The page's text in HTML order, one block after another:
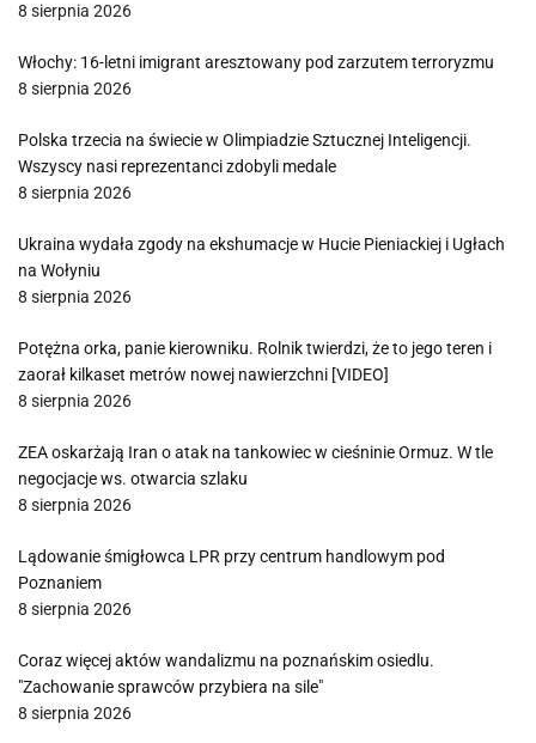
8 sierpnia 2026
Włochy: 16-letni imigrant aresztowany pod zarzutem terroryzmu
8 sierpnia 2026
Polska trzecia na świecie w Olimpiadzie Sztucznej Inteligencji.
Wszyscy nasi reprezentanci zdobyli medale
8 sierpnia 2026
Ukraina wydała zgody na ekshumacje w Hucie Pieniackiej i Ugłach
na Wołyniu
8 sierpnia 2026
Potężna orka, panie kierowniku. Rolnik twierdzi, że to jego teren i
zaorał kilkaset metrów nowej nawierzchni [VIDEO]
8 sierpnia 2026
ZEA oskarżają Iran o atak na tankowiec w cieśninie Ormuz. W tle
negocjacje ws. otwarcia szlaku
8 sierpnia 2026
Lądowanie śmigłowca LPR przy centrum handlowym pod
Poznaniem
8 sierpnia 2026
Coraz więcej aktów wandalizmu na poznańskim osiedlu.
"Zachowanie sprawców przybiera na sile"
8 sierpnia 2026